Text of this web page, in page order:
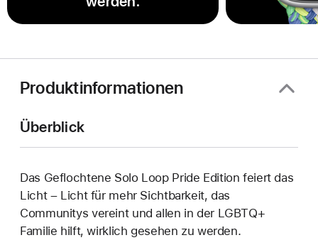
Produktinformationen
Überblick
Das Geflochtene Solo Loop Pride Edition feiert das
Licht – Licht für mehr Sichtbarkeit, das
Communitys vereint und allen in der LGBTQ+
Familie hilft, wirklich gesehen zu werden.